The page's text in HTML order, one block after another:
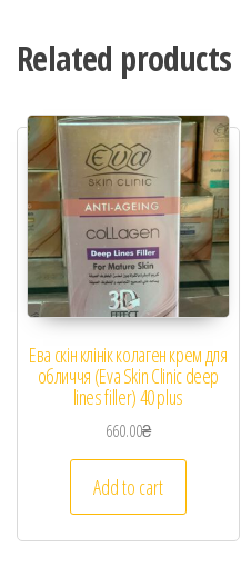
Related products
Ева скін клінік колаген крем для
обличчя (Eva Skin Clinic deep
lines filler) 40 plus
660.00₴
Add to cart